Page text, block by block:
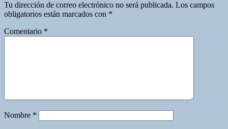
Tu dirección de correo electrónico no será publicada. Los campos
obligatorios están marcados con *
Comentario *
Nombre *